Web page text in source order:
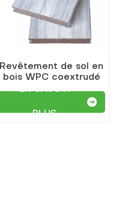
Revêtement de sol en
bois WPC coextrudé
EN SAVOIR
PLUS